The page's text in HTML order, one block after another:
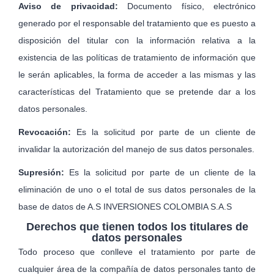
Aviso de privacidad: Documento físico, electrónico
generado por el responsable del tratamiento que es puesto a
disposición del titular con la información relativa a la
existencia de las políticas de tratamiento de información que
le serán aplicables, la forma de acceder a las mismas y las
características del Tratamiento que se pretende dar a los
datos personales.
Revocación: Es la solicitud por parte de un cliente de
invalidar la autorización del manejo de sus datos personales.
Supresión: Es la solicitud por parte de un cliente de la
eliminación de uno o el total de sus datos personales de la
base de datos de A.S INVERSIONES COLOMBIA S.A.S
Derechos que tienen todos los titulares de
datos personales
Todo proceso que conlleve el tratamiento por parte de
cualquier área de la compañía de datos personales tanto de